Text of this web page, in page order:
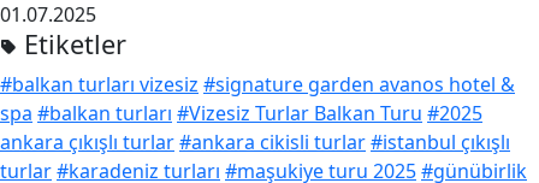
01.07.2025
Etiketler
#balkan turları vizesiz #signature garden avanos hotel &
spa #balkan turları #Vizesiz Turlar Balkan Turu #2025
ankara çıkışlı turlar#ankara cikisli turlar#istanbul çıkışlı
turlar#karadeniz turları #maşukiye turu 2025#günübirlik